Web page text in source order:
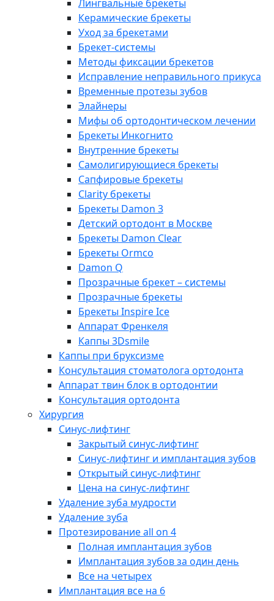
Лингвальные брекеты
Керамические брекеты
Уход за брекетами
Брекет-системы
Методы фиксации брекетов
Исправление неправильного прикуса
Временные протезы зубов
Элайнеры
Мифы об ортодонтическом лечении
Брекеты Инкогнито
Внутренние брекеты
Cамолигирующиеся брекеты
Сапфировые брекеты
Clarity брекеты
Брекеты Damon 3
Детский ортодонт в Москве
Брекеты Damon Clear
Брекеты Ormco
Damon Q
Прозрачные брекет – системы
Прозрачные брекеты
Брекеты Inspire Ice
Аппарат Френкеля
Каппы 3Dsmile
Каппы при бруксизме
Консультация стоматолога ортодонта
Аппарат твин блок в ортодонтии
Консультация ортодонта
Хирургия
Синус-лифтинг
Закрытый синус-лифтинг
Синус-лифтинг и имплантация зубов
Открытый синус-лифтинг
Цена на синус-лифтинг
Удаление зуба мудрости
Удаление зуба
Протезирование all on 4
Полная имплантация зубов
Имплантация зубов за один день
Все на четырех
Имплантация все на 6